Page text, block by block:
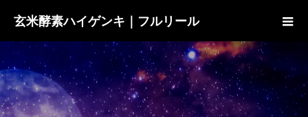
玄米酵素ハイゲンキ｜フルリール